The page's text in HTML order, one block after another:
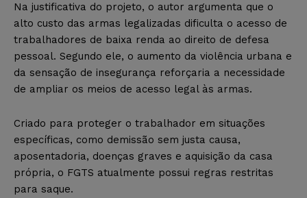
Na justificativa do projeto, o autor argumenta que o
alto custo das armas legalizadas dificulta o acesso de
trabalhadores de baixa renda ao direito de defesa
pessoal. Segundo ele, o aumento da violência urbana e
da sensação de insegurança reforçaria a necessidade
de ampliar os meios de acesso legal às armas.
Criado para proteger o trabalhador em situações
específicas, como demissão sem justa causa,
aposentadoria, doenças graves e aquisição da casa
própria, o FGTS atualmente possui regras restritas
para saque.